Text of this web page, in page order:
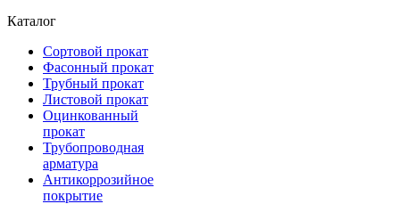
Каталог
Сортовой прокат
Фасонный прокат
Трубный прокат
Листовой прокат
Оцинкованный
прокат
Трубопроводная
арматура
Антикоррозийное
покрытие